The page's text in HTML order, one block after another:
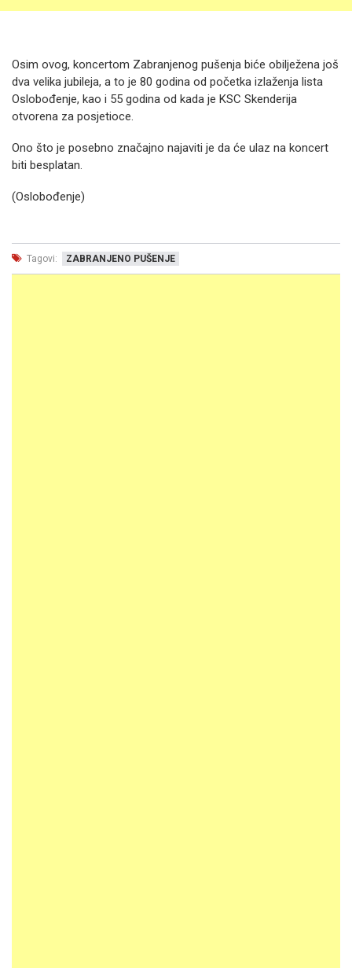
Osim ovog, koncertom Zabranjenog pušenja biće obilježena još
dva velika jubileja, a to je 80 godina od početka izlaženja lista
Oslobođenje, kao i 55 godina od kada je KSC Skenderija
otvorena za posjetioce.
Ono što je posebno značajno najaviti je da će ulaz na koncert
biti besplatan.
(Oslobođenje)
Tagovi: ZABRANJENO PUŠENJE